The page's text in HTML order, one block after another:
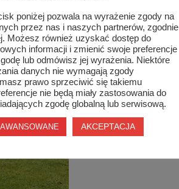
poniżej pozwala na wyrażenie zgody na
przez nas i naszych partnerów, zgodnie
Możesz również uzyskać dostęp do
informacji i zmienić swoje preferencje
lub odmówisz jej wyrażenia. Niektóre
danych nie wymagają zgody
prawo sprzeciwić się takiemu
nie będą miały zastosowania do
zgodę globalną lub serwisową.
AKCEPTACJA